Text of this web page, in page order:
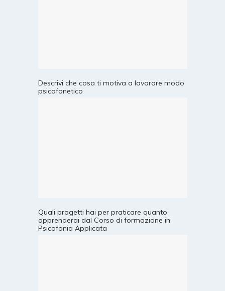
Descrivi che cosa ti motiva a lavorare modo
psicofonetico
Quali progetti hai per praticare quanto
apprenderai dal Corso di formazione in
Psicofonia Applicata